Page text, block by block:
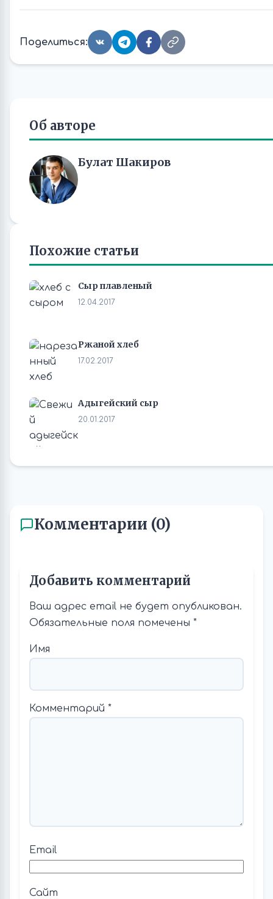
Поделиться:
Об авторе
Булат Шакиров
Похожие статьи
Сыр плавленый
12.04.2017
Ржаной хлеб
17.02.2017
Адыгейский сыр
20.01.2017
Комментарии (0)
Добавить комментарий
Ваш адрес email не будет опубликован.
Обязательные поля помечены *
Имя
Комментарий *
Email
Сайт